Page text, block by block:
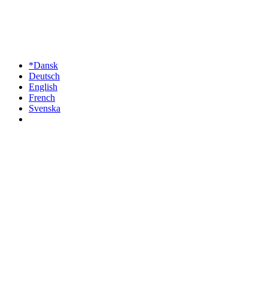
*Dansk
Deutsch
English
French
Svenska